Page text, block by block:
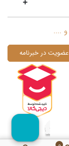
....